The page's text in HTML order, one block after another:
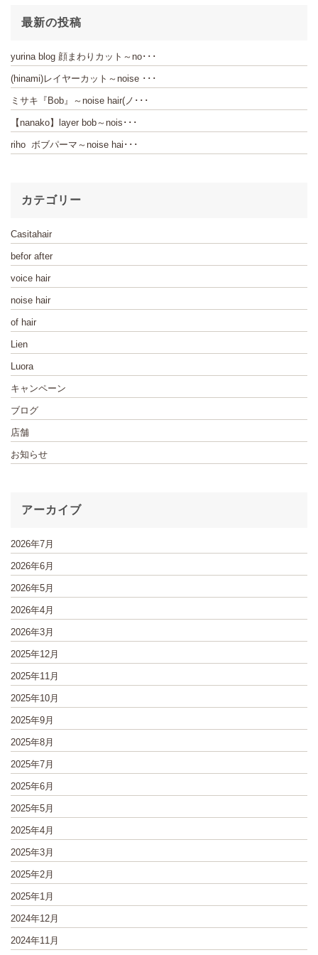
最新の投稿
yurina blog 顔まわりカット～no･･･
(hinami)レイヤーカット～noise ･･･
ミサキ『Bob』～noise hair(ノ･･･
【nanako】layer bob～nois･･･
riho ボブパーマ～noise hai･･･
カテゴリー
Casitahair
befor after
voice hair
noise hair
of hair
Lien
Luora
キャンペーン
ブログ
店舗
お知らせ
アーカイブ
2026年7月
2026年6月
2026年5月
2026年4月
2026年3月
2025年12月
2025年11月
2025年10月
2025年9月
2025年8月
2025年7月
2025年6月
2025年5月
2025年4月
2025年3月
2025年2月
2025年1月
2024年12月
2024年11月